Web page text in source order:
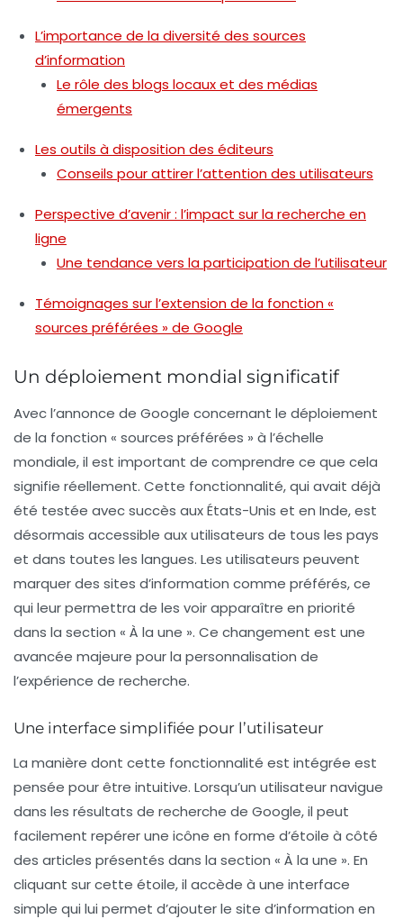
L’importance de la diversité des sources
d’information
Le rôle des blogs locaux et des médias
émergents
Les outils à disposition des éditeurs
Conseils pour attirer l’attention des utilisateurs
Perspective d’avenir : l’impact sur la recherche en
ligne
Une tendance vers la participation de l’utilisateur
Témoignages sur l’extension de la fonction «
sources préférées » de Google
Un déploiement mondial significatif
Avec l’annonce de Google concernant le déploiement
de la fonction « sources préférées » à l’échelle
mondiale, il est important de comprendre ce que cela
signifie réellement. Cette fonctionnalité, qui avait déjà
été testée avec succès aux États-Unis et en Inde, est
désormais accessible aux utilisateurs de tous les pays
et dans toutes les langues. Les utilisateurs peuvent
marquer des sites d’information comme préférés, ce
qui leur permettra de les voir apparaître en priorité
dans la section « À la une ». Ce changement est une
avancée majeure pour la personnalisation de
l’expérience de recherche.
Une interface simplifiée pour l’utilisateur
La manière dont cette fonctionnalité est intégrée est
pensée pour être intuitive. Lorsqu’un utilisateur navigue
dans les résultats de recherche de Google, il peut
facilement repérer une icône en forme d’étoile à côté
des articles présentés dans la section « À la une ». En
cliquant sur cette étoile, il accède à une interface
simple qui lui permet d’ajouter le site d’information en